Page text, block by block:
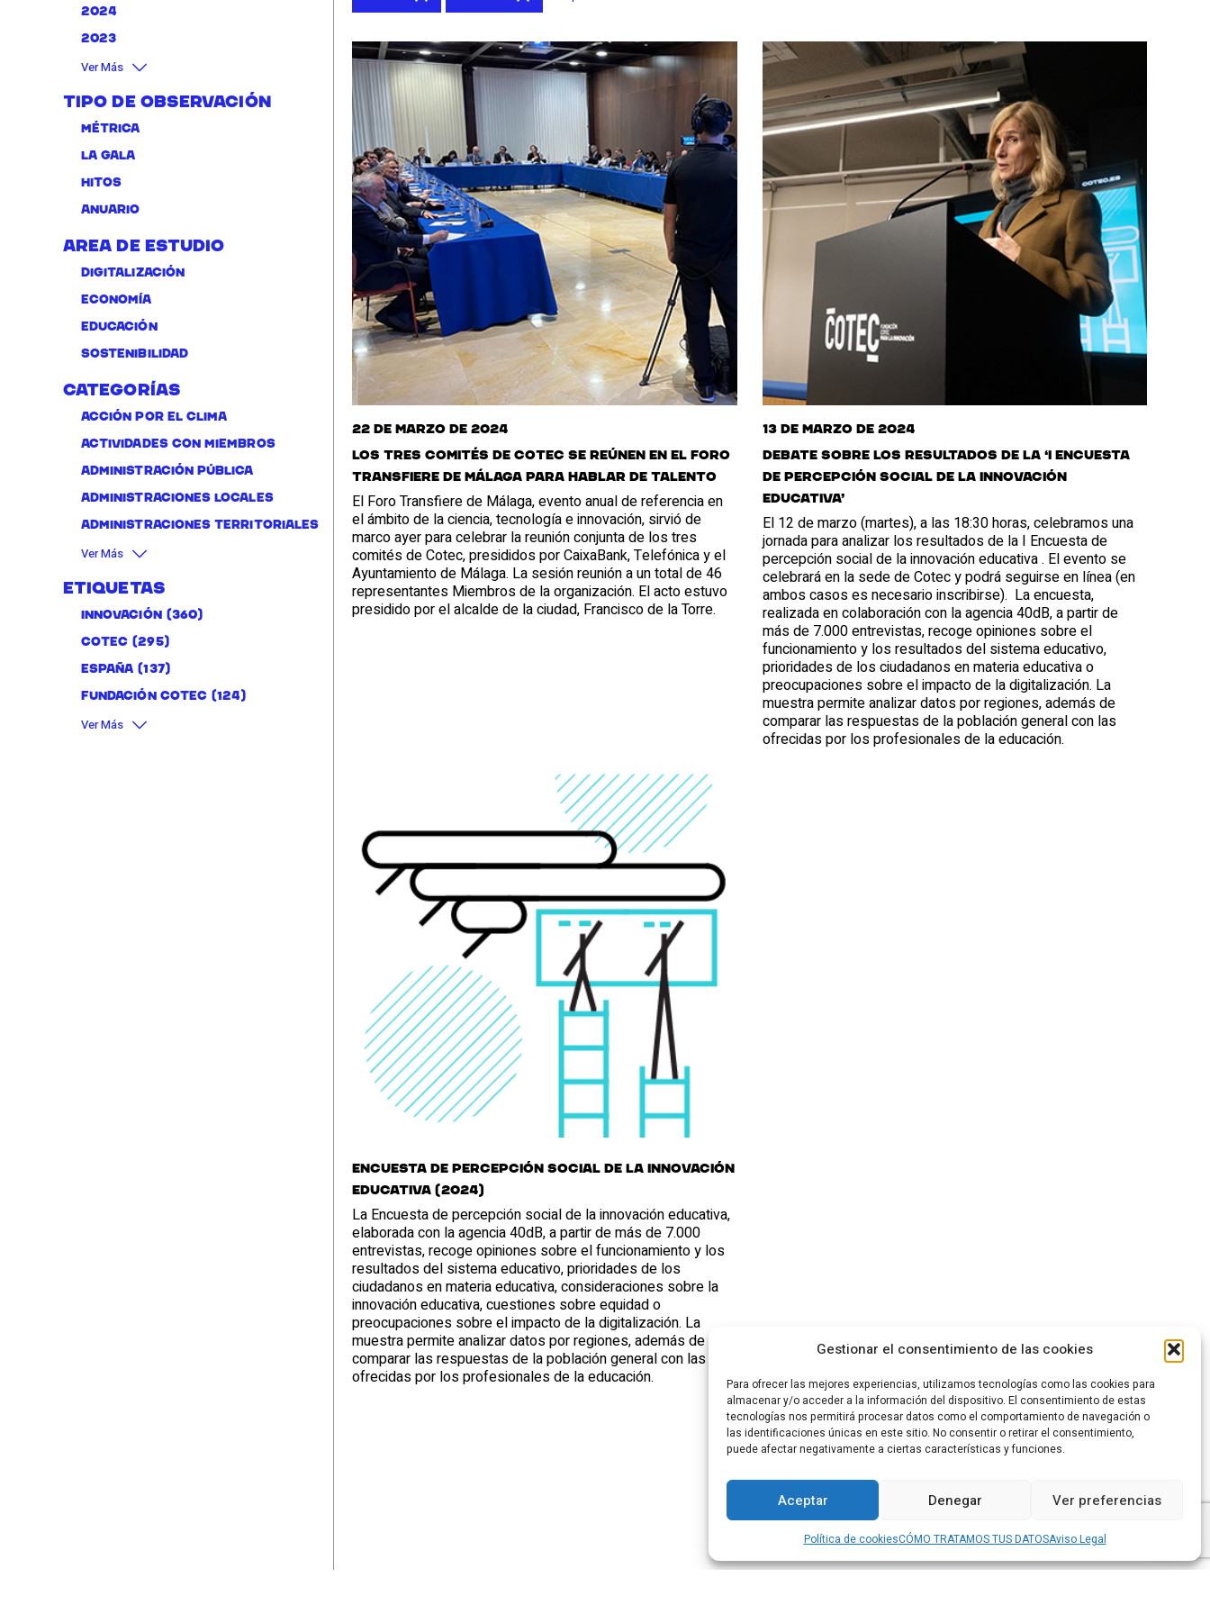
Gestionar el consentimiento de las cookies
Para ofrecer las mejores experiencias, utilizamos tecnologías como las cookies para
almacenar y/o acceder a la información del dispositivo. El consentimiento de estas
tecnologías nos permitirá procesar datos como el comportamiento de navegación o
las identificaciones únicas en este sitio. No consentir o retirar el consentimiento,
puede afectar negativamente a ciertas características y funciones.
Aceptar Denegar Ver preferencias
Política de cookiesCÓMO TRATAMOS TUS DATOSAviso Legal
2024
2023
Ver Más
Tipo de Observación
Métrica
La Gala
Hitos
Anuario
Area de Estudio
Digitalización
Economía
Educación
Sostenibilidad
Categorías
Acción por el clima
Actividades con miembros
administración pública
Administraciones locales
Administraciones territoriales
Ver Más
Etiquetas
Innovación (360)
Cotec (295)
España (137)
Fundación Cotec (124)
Ver Más
22 de marzo de 2024
Los tres Comités de Cotec se reúnen en el Foro
Transfiere de Málaga para hablar de talento
El Foro Transfiere de Málaga, evento anual de referencia en
el ámbito de la ciencia, tecnología e innovación, sirvió de
marco ayer para celebrar la reunión conjunta de los tres
comités de Cotec, presididos por CaixaBank, Telefónica y el
Ayuntamiento de Málaga. La sesión reunión a un total de 46
representantes Miembros de la organización. El acto estuvo
presidido por el alcalde de la ciudad, Francisco de la Torre.
13 de marzo de 2024
Debate sobre los resultados de la ‘I Encuesta
de percepción social de la innovación
educativa’
El 12 de marzo (martes), a las 18:30 horas, celebramos una
jornada para analizar los resultados de la I Encuesta de
percepción social de la innovación educativa . El evento se
celebrará en la sede de Cotec y podrá seguirse en línea (en
ambos casos es necesario inscribirse). La encuesta,
realizada en colaboración con la agencia 40dB, a partir de
más de 7.000 entrevistas, recoge opiniones sobre el
funcionamiento y los resultados del sistema educativo,
prioridades de los ciudadanos en materia educativa o
preocupaciones sobre el impacto de la digitalización. La
muestra permite analizar datos por regiones, además de
comparar las respuestas de la población general con las
ofrecidas por los profesionales de la educación.
Encuesta de percepción social de la innovación
educativa (2024)
La Encuesta de percepción social de la innovación educativa,
elaborada con la agencia 40dB, a partir de más de 7.000
entrevistas, recoge opiniones sobre el funcionamiento y los
resultados del sistema educativo, prioridades de los
ciudadanos en materia educativa, consideraciones sobre la
innovación educativa, cuestiones sobre equidad o
preocupaciones sobre el impacto de la digitalización. La
muestra permite analizar datos por regiones, además de
comparar las respuestas de la población general con las
ofrecidas por los profesionales de la educación.